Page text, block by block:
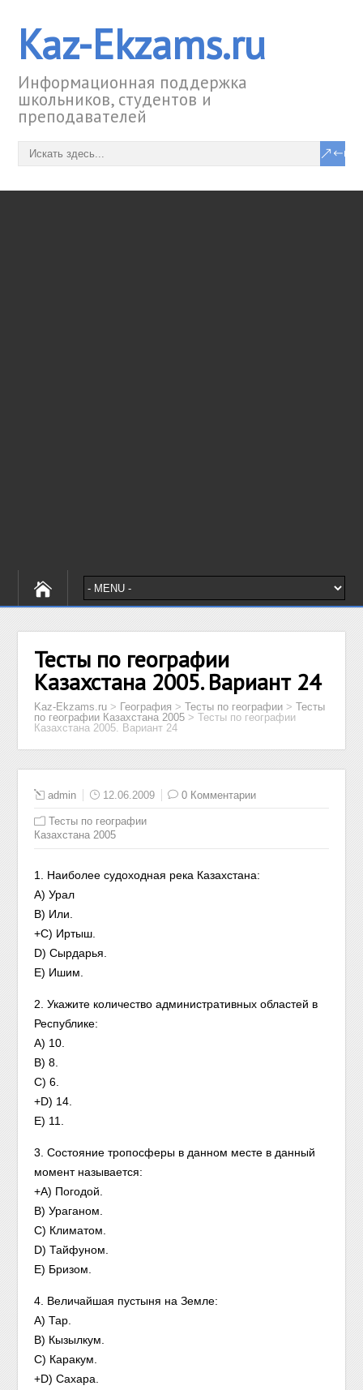
Kaz-Ekzams.ru
Информационная поддержка
школьников, студентов и
преподавателей
Тесты по географии
Казахстана 2005. Вариант 24
Kaz-Ekzams.ru > География >Тесты по географии >Тесты
по географии Казахстана 2005 >Тесты по географии
Казахстана 2005. Вариант 24
admin 12.06.2009 0 Комментарии
Тесты по географии
Казахстана 2005
1. Наиболее судоходная река Казахстана:
A) Урал
B) Или.
+C) Иртыш.
D) Сырдарья.
Е) Ишим.
2. Укажите количество административных областей в
Республике:
A) 10.
B) 8.
C) 6.
+D) 14.
E) 11.
3. Состояние тропосферы в данном месте в данный
момент называется:
+A) Погодой.
B) Ураганом.
C) Климатом.
D) Тайфуном.
E) Бризом.
4. Величайшая пустыня на Земле:
A) Тар.
B) Кызылкум.
C) Каракум.
+D) Сахара.